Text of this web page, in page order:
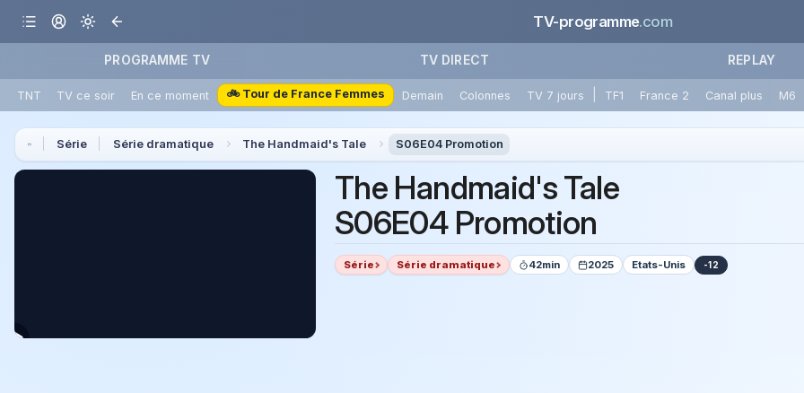
TV-programme.com
PROGRAMME TV TV DIRECT REPLAY
TNT TV ce soir En ce moment 🚲 Tour de France Femmes Demain Colonnes TV 7 jours TF1 France 2 Canal plus M6
Série Série dramatique The Handmaid's Tale S06E04 Promotion
The Handmaid's Tale
S06E04 Promotion
Série Série dramatique 42min 2025 Etats-Unis -12